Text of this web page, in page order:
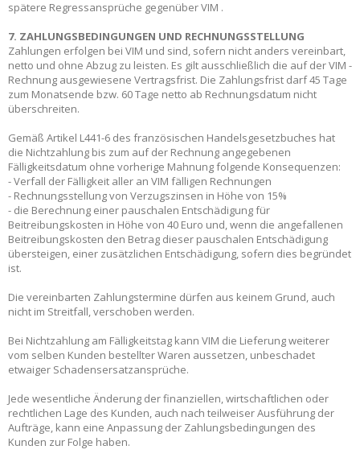
spätere Regressansprüche gegenüber VIM .
7. ZAHLUNGSBEDINGUNGEN UND RECHNUNGSSTELLUNG
Zahlungen erfolgen bei VIM und sind, sofern nicht anders vereinbart,
netto und ohne Abzug zu leisten. Es gilt ausschließlich die auf der VIM -
Rechnung ausgewiesene Vertragsfrist. Die Zahlungsfrist darf 45 Tage
zum Monatsende bzw. 60 Tage netto ab Rechnungsdatum nicht
überschreiten.
Gemäß Artikel L441-6 des französischen Handelsgesetzbuches hat
die Nichtzahlung bis zum auf der Rechnung angegebenen
Fälligkeitsdatum ohne vorherige Mahnung folgende Konsequenzen:
- Verfall der Fälligkeit aller an VIM fälligen Rechnungen
- Rechnungsstellung von Verzugszinsen in Höhe von 15%
- die Berechnung einer pauschalen Entschädigung für
Beitreibungskosten in Höhe von 40 Euro und, wenn die angefallenen
Beitreibungskosten den Betrag dieser pauschalen Entschädigung
übersteigen, einer zusätzlichen Entschädigung, sofern dies begründet
ist.
Die vereinbarten Zahlungstermine dürfen aus keinem Grund, auch
nicht im Streitfall, verschoben werden.
Bei Nichtzahlung am Fälligkeitstag kann VIM die Lieferung weiterer
vom selben Kunden bestellter Waren aussetzen, unbeschadet
etwaiger Schadensersatzansprüche.
Jede wesentliche Änderung der finanziellen, wirtschaftlichen oder
rechtlichen Lage des Kunden, auch nach teilweiser Ausführung der
Aufträge, kann eine Anpassung der Zahlungsbedingungen des
Kunden zur Folge haben.